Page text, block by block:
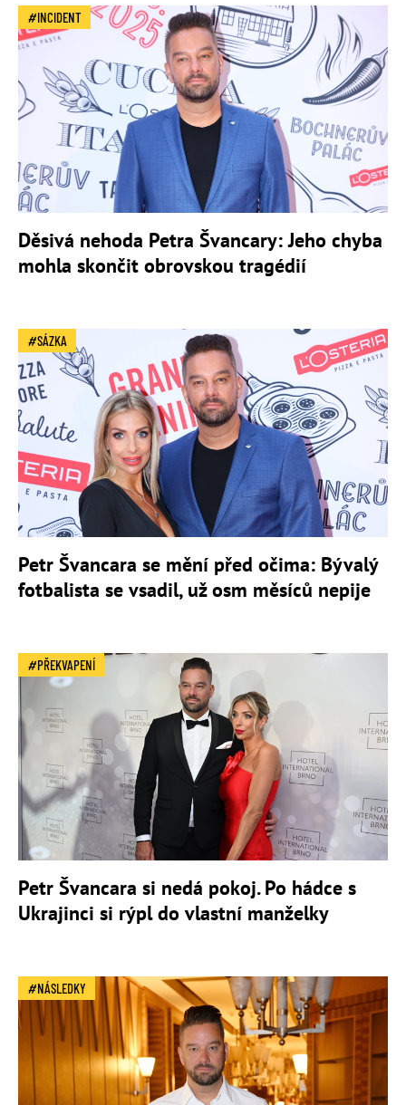
INCIDENT
Děsivá nehoda Petra Švancary: Jeho chyba
mohla skončit obrovskou tragédií
SÁZKA
Petr Švancara se mění před očima: Bývalý
fotbalista se vsadil, už osm měsíců nepije
PŘEKVAPENÍ
Petr Švancara si nedá pokoj. Po hádce s
Ukrajinci si rýpl do vlastní manželky
NÁSLEDKY